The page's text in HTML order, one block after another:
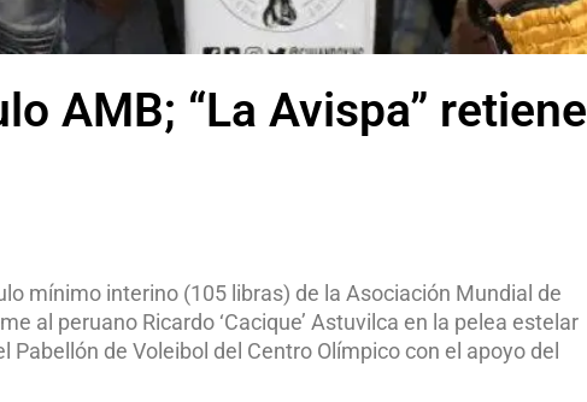
AMB; “La Avispa” retiene
mínimo interino (105 libras) de la Asociación Mundial de
al peruano Ricardo ‘Cacique’ Astuvilca en la pelea estelar
de Voleibol del Centro Olímpico con el apoyo del